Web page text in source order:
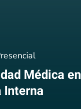
Médica en
Interna